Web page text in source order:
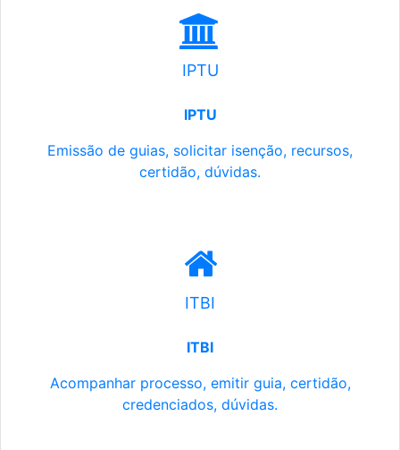
IPTU
IPTU
Emissão de guias, solicitar isenção, recursos,
certidão, dúvidas.
ITBI
ITBI
Acompanhar processo, emitir guia, certidão,
credenciados, dúvidas.